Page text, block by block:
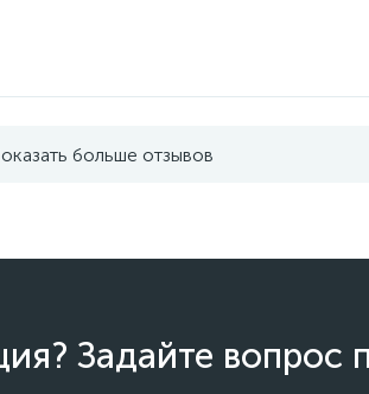
больше отзывов
Задайте вопрос